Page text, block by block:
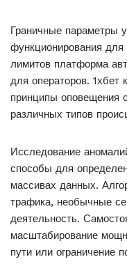
Граничные параметры
функционирования
лимитов платформа
для операторов. 1хбет
принципы оповещения
различных типов
Исследование
способы для
массивах данных.
трафика, необычные
деятельность.
масштабирование
пути или ограничение